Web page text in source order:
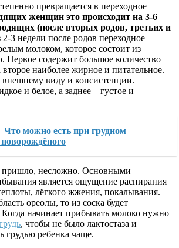
превращается в переходное
женщин это происходит на 3-6
(после вторых родов, третьих и
2-3 недели после родов переходное
молоком, которое состоит из
Первое содержит большое количество
наиболее жирное и питательное.
виду и консистенции.
и белое, а заднее – густое и
Что можно есть при грудном
пришло, несложно. Основными
является ощущение распирания
лёгкого жжения, покалывания.
ореолы, то из соска будет
Когда начинает прибывать молоко нужно
, чтобы не было лактостаза и
грудью ребенка чаще.